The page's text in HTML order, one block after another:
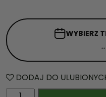
WYBIERZ
DODAJ DO